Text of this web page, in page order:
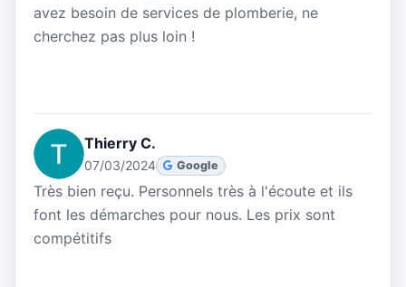
avez besoin de services de plomberie, ne
cherchez pas plus loin !
Thierry C.
07/03/2024 Google
Très bien reçu. Personnels très à l'écoute et ils
font les démarches pour nous. Les prix sont
compétitifs